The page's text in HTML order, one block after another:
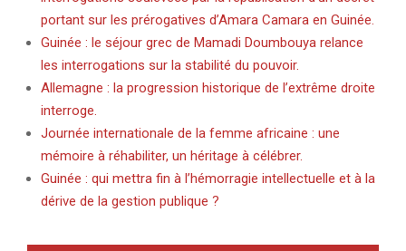
portant sur les prérogatives d’Amara Camara en Guinée.
Guinée : le séjour grec de Mamadi Doumbouya relance
les interrogations sur la stabilité du pouvoir.
Allemagne : la progression historique de l’extrême droite
interroge.
Journée internationale de la femme africaine : une
mémoire à réhabiliter, un héritage à célébrer.
Guinée : qui mettra fin à l’hémorragie intellectuelle et à la
dérive de la gestion publique ?